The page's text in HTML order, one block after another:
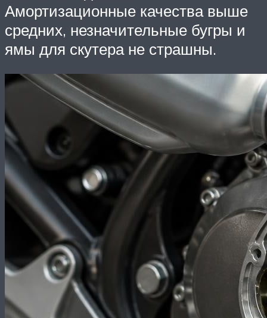
Амортизационные качества выше
средних, незначительные бугры и
ямы для скутера не страшны.